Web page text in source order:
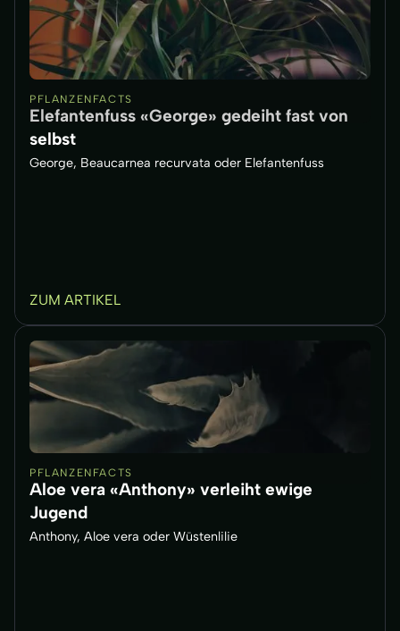
PFLANZENFACTS
Elefantenfuss «George» gedeiht fast von
selbst
George, Beaucarnea recurvata oder Elefantenfuss
ZUM ARTIKEL
PFLANZENFACTS
Aloe vera «Anthony» verleiht ewige
Jugend
Anthony, Aloe vera oder Wüstenlilie